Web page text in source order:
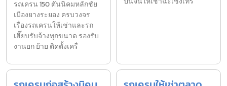
รถเครน 150 ตันนิคมหลักชัย
เมืองยางระยอง ครบวงจร
เรื่องรถเครนให้เช่าและรถ
เฮี๊ยบรับจ้างทุกขนาด รองรับ
งานยก ย้าย ติดตั้งเครื่